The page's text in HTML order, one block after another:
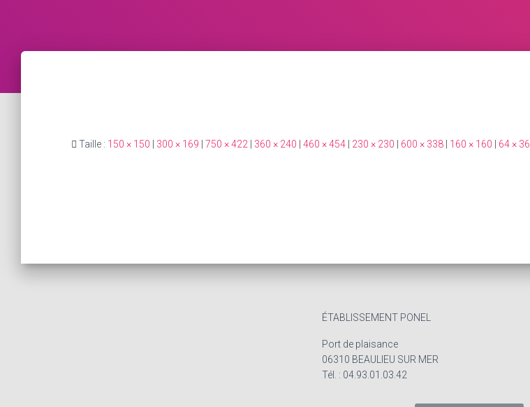
Taille : 150 × 150 300 × 169 750 × 422 360 × 240 460 × 454 230 × 230 600 × 338 160 × 160 64 × 36
ÉTABLISSEMENT PONEL
Port de plaisance
06310 BEAULIEU SUR MER
Tél. : 04.93.01.03.42